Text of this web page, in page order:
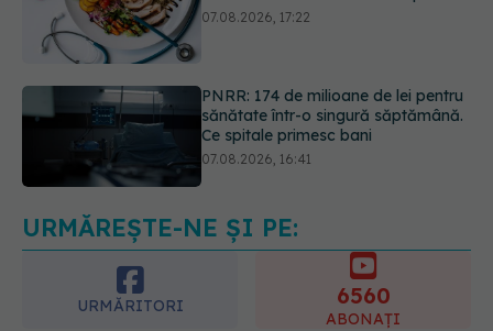
PNRR: 174 de milioane de lei pentru
sănătate într-o singură săptămână.
Ce spune culoarea ta preferată
despre vârsta pe care o ai. Care
URMĂREȘTE-NE ȘI PE:
URMĂRITORI 6560
ABONAȚI